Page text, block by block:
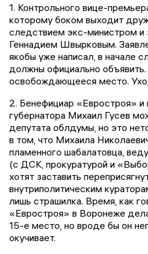
1. Контрольного вице-
которому боком выходит
следствием экс-министром
Геннадием Швырковым.
якобы уже написал, в начале
должны официально
освобождающееся место.
2. Бенефициар «Евростроя»
губернатора Михаил Гусев
депутата облдумы, но это
в том, что Михаила
пламенного шабалатовца,
(с ДСК, прокуратурой и
хотят заставить
внутриполитическим
лишь страшилка. Время, как
«Евростроя» в Воронеже
15-е место, но вроде бы он
окучивает.